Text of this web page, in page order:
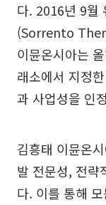
다. 2016년 9월
(Sorrento
이뮨온시아는
래소에서 지정
과 사업성을 인
김흥태 이뮨온
발 전문성, 전략
다. 이를 통해